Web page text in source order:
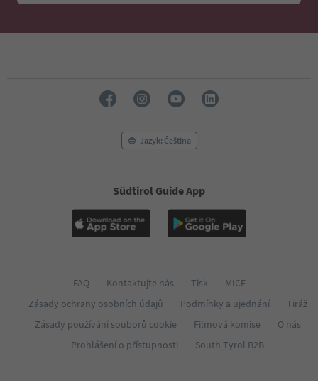
Jazyk: Čeština
Südtirol Guide App
FAQ Kontaktujte nás Tisk
MICE
Zásady ochrany osobních údajů
Podmínky a ujednání
Tiráž
Zásady používání souborů cookie
Filmová komise
O nás
Prohlášení o přístupnosti
South Tyrol B2B